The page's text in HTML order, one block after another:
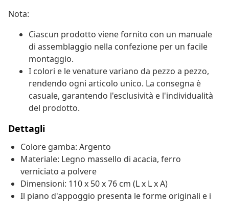
Nota:
Ciascun prodotto viene fornito con un manuale
di assemblaggio nella confezione per un facile
montaggio.
I colori e le venature variano da pezzo a pezzo,
rendendo ogni articolo unico. La consegna è
casuale, garantendo l'esclusività e l'individualità
del prodotto.
Dettagli
Colore gamba: Argento
Materiale: Legno massello di acacia, ferro
verniciato a polvere
Dimensioni: 110 x 50 x 76 cm (L x L x A)
Il piano d'appoggio presenta le forme originali e i